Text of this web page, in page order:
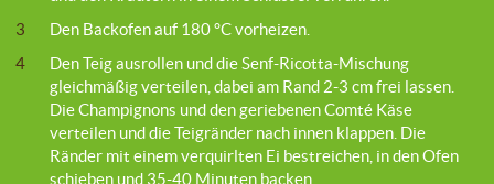
3
Den Backofen auf 180 °C vorheizen.
4
Den Teig ausrollen und die Senf-Ricotta-Mischung
gleichmäßig verteilen, dabei am Rand 2-3 cm frei lassen.
Die Champignons und den geriebenen Comté Käse
verteilen und die Teigränder nach innen klappen. Die
Ränder mit einem verquirlten Ei bestreichen, in den Ofen
schieben und 35-40 Minuten backen.